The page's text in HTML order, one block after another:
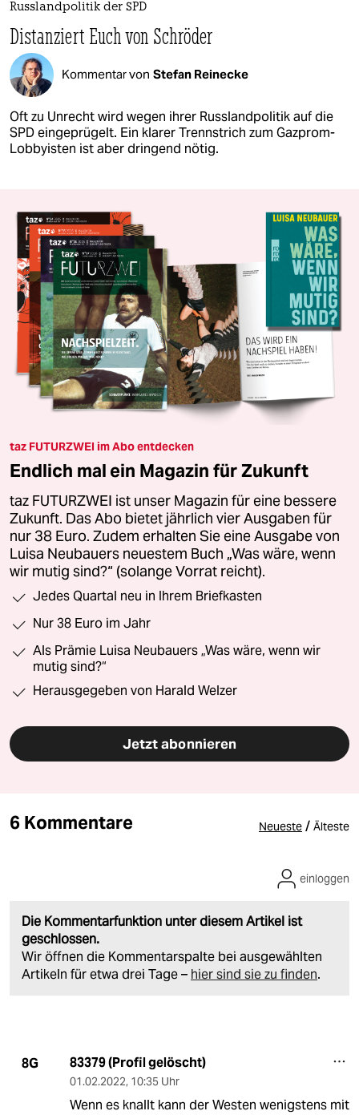
Russlandpolitik der SPD
Distanziert Euch von Schröder
Kommentar von Stefan Reinecke
Oft zu Unrecht wird wegen ihrer Russlandpolitik auf die
SPD eingeprügelt. Ein klarer Trennstrich zum Gazprom-
Lobbyisten ist aber dringend nötig.
taz FUTURZWEI im Abo entdecken
Endlich mal ein Magazin für Zukunft
taz FUTURZWEI ist unser Magazin für eine bessere
Zukunft. Das Abo bietet jährlich vier Ausgaben für
nur 38 Euro. Zudem erhalten Sie eine Ausgabe von
Luisa Neubauers neuestem Buch „Was wäre, wenn
wir mutig sind?“ (solange Vorrat reicht).
Jedes Quartal neu in Ihrem Briefkasten
Nur 38 Euro im Jahr
Als Prämie Luisa Neubauers „Was wäre, wenn wir
mutig sind?“
Herausgegeben von Harald Welzer
Jetzt abonnieren
6 Kommentare Neueste / Älteste
Die Kommentarfunktion unter diesem Artikel ist
geschlossen.
Wir öffnen die Kommentarspalte bei ausgewählten
Artikeln für etwa drei Tage – hier sind sie zu finden.
einloggen
8G 83379 (Profil gelöscht)
01.02.2022, 10:35 Uhr
Wenn es knallt kann der Westen wenigstens mit